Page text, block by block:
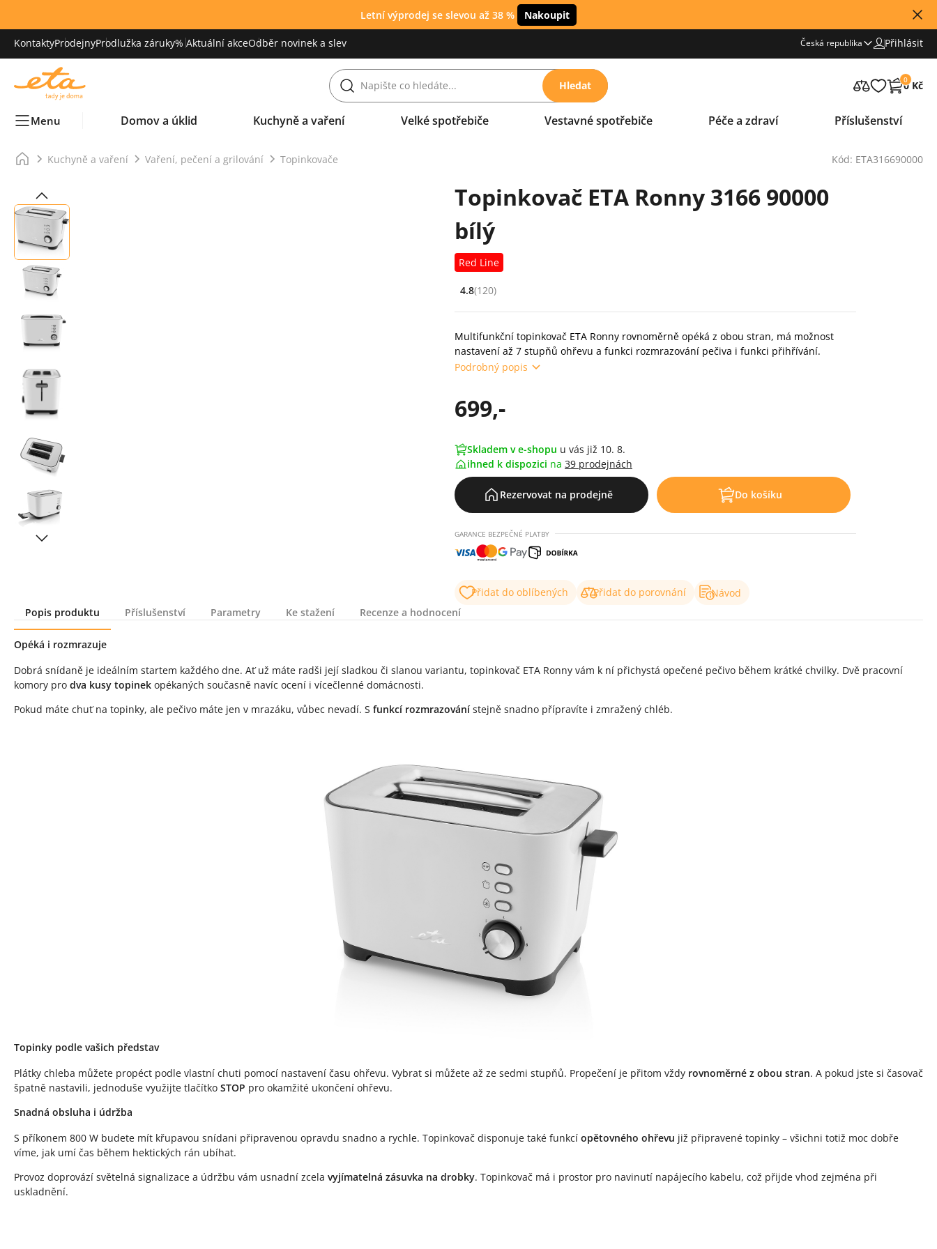
Letní výprodej se slevou až 38 % Nakoupit
KontaktyProdejnyProdlužka záruky% Aktuální akceOdběr novinek a slev Česká republika Přihlásit
Hledat 0
0 Kč
Menu Domov a úklid Kuchyně a vaření Velké spotřebiče Vestavné spotřebiče Péče a zdraví Příslušenství
Kuchyně a vaření Vaření, pečení a grilování Topinkovače Kód: ETA316690000
Topinkovač ETA Ronny 3166 90000
bílý
Red Line
Hodnocení: 4.8 z 5 (120 recenzí)
4.8(120)
Multifunkční topinkovač ETA Ronny rovnoměrně opéká z obou stran, má možnost
nastavení až 7 stupňů ohřevu a funkci rozmrazování pečiva i funkci přihřívání.
Podrobný popis
699,-
Skladem v e-shopu u vás již 10. 8.
ihned k dispozici na 39 prodejnách
Rezervovat na prodejně Do košíku
GARANCE BEZPEČNÉ PLATBY
Přidat do oblíbených Přidat do porovnání
Návod
Popis produktu
Příslušenství Parametry Ke stažení Recenze a hodnocení
Popis produktu
Opéká i rozmrazuje
Dobrá snídaně je ideálním startem každého dne. Ať už máte radši její sladkou či slanou variantu, topinkovač ETA Ronny vám k ní přichystá opečené pečivo během krátké chvilky. Dvě pracovní
komory pro dva kusy topinek opékaných současně navíc ocení i vícečlenné domácnosti.
Pokud máte chuť na topinky, ale pečivo máte jen v mrazáku, vůbec nevadí. S funkcí rozmrazování stejně snadno přípravíte i zmražený chléb.
Topinky podle vašich představ
Plátky chleba můžete propéct podle vlastní chuti pomocí nastavení času ohřevu. Vybrat si můžete až ze sedmi stupňů. Propečení je přitom vždy rovnoměrné z obou stran. A pokud jste si časovač
špatně nastavili, jednoduše využijte tlačítko STOP pro okamžité ukončení ohřevu.
Snadná obsluha i údržba
S příkonem 800 W budete mít křupavou snídani připravenou opravdu snadno a rychle. Topinkovač disponuje také funkcí opětovného ohřevu již připravené topinky – všichni totiž moc dobře
víme, jak umí čas během hektických rán ubíhat.
Provoz doprovází světelná signalizace a údržbu vám usnadní zcela vyjímatelná zásuvka na drobky. Topinkovač má i prostor pro navinutí napájecího kabelu, což přijde vhod zejména při
uskladnění.